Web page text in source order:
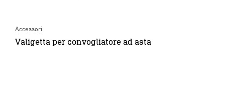
Accessori
Valigetta per convogliatore ad asta